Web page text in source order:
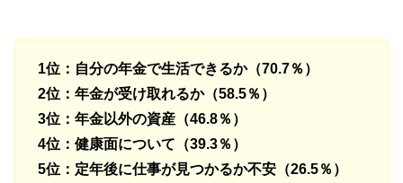
1位：自分の年金で生活できるか（70.7％）
2位：年金が受け取れるか（58.5％）
3位：年金以外の資産（46.8％）
4位：健康面について（39.3％）
5位：定年後に仕事が見つかるか不安（26.5％）